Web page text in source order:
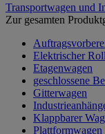
Transportwagen und
Zur gesamten
Elektrischer
Etagenwagen
geschlossene
Gitterwagen
Klappbarer
Plattformwagen